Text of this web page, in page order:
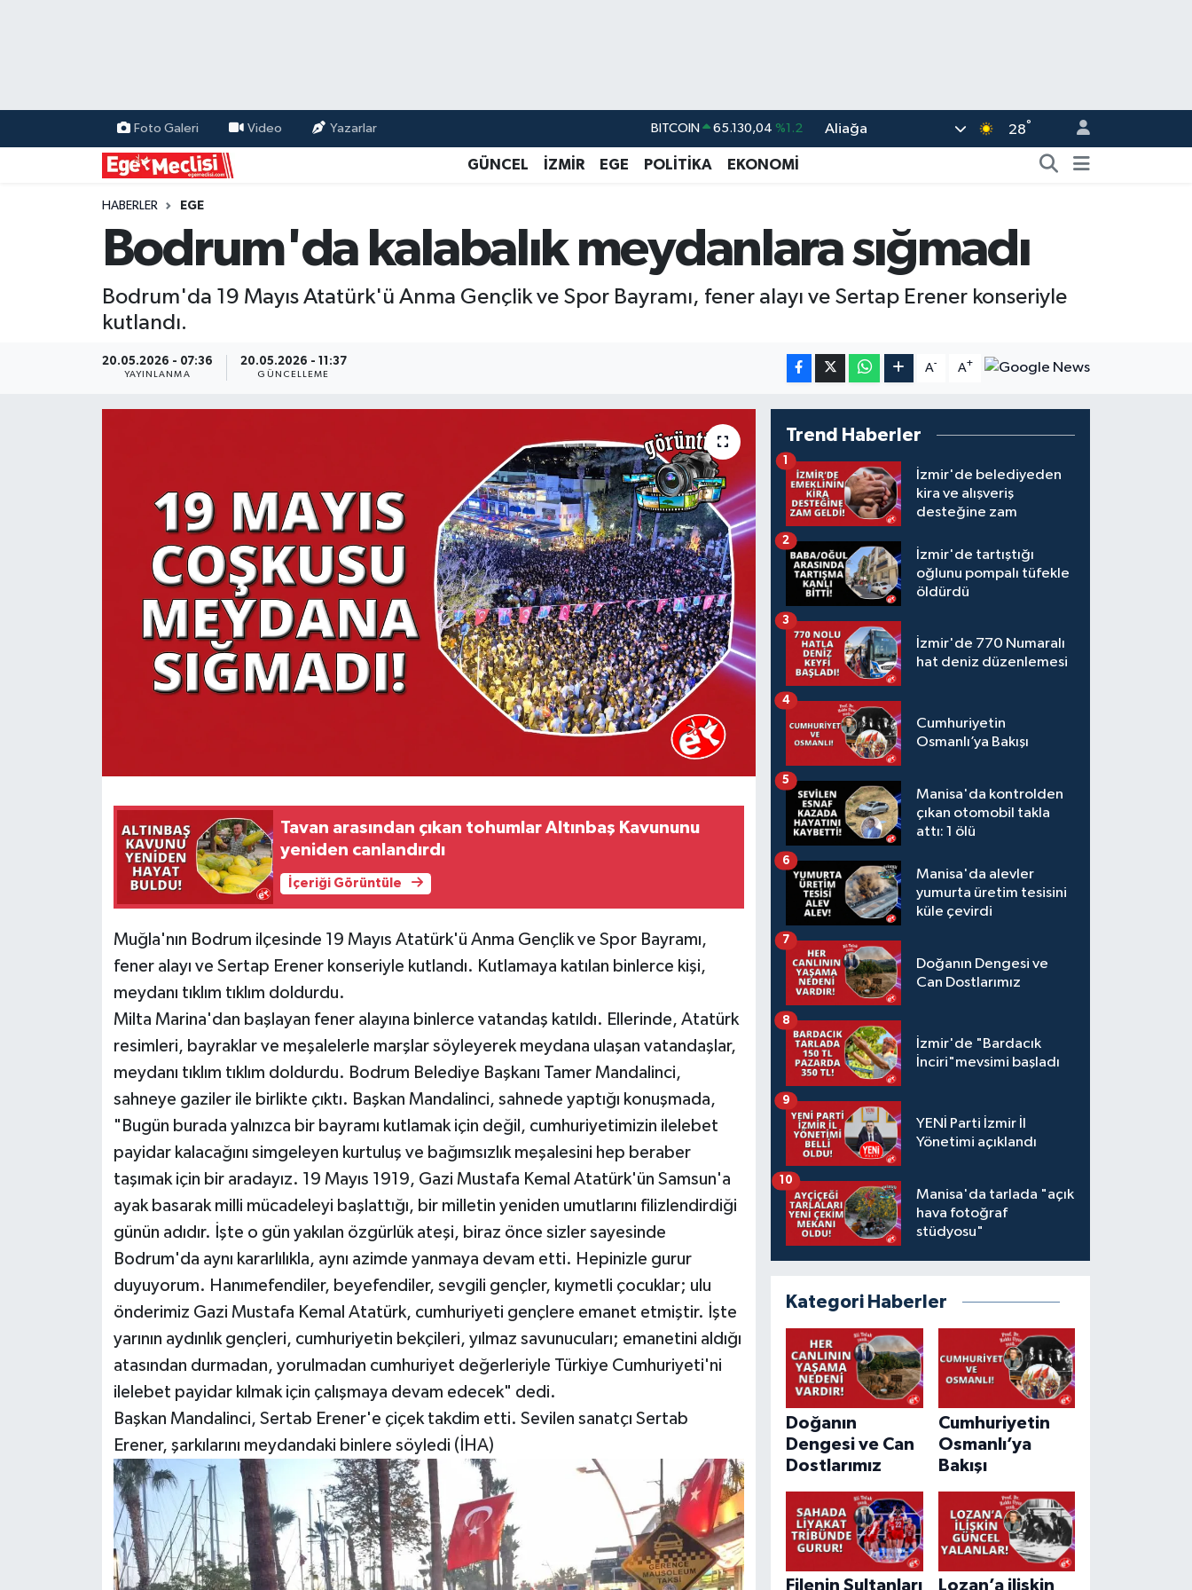
Foto Galeri Video Yazarlar DOLAR 47,7106 %0.17
EURO 55,1652 %0.27
BİST100 %-19
%1.2
Aliağa 28°
GÜNCEL İZMİR EGE POLİTİKA EKONOMİ
HABERLER EGE
Bodrum'da kalabalık meydanlara sığmadı
Bodrum'da 19 Mayıs Atatürk'ü Anma Gençlik ve Spor Bayramı, fener alayı ve Sertap Erener konseriyle
kutlandı.
20.05.2026 - 07:36
YAYINLANMA
20.05.2026 - 11:37
GÜNCELLEME
A- A+
Tavan arasından çıkan tohumlar Altınbaş Kavununu
yeniden canlandırdı
İçeriği Görüntüle
Muğla'nın Bodrum ilçesinde 19 Mayıs Atatürk'ü Anma Gençlik ve Spor Bayramı,
fener alayı ve Sertap Erener konseriyle kutlandı. Kutlamaya katılan binlerce kişi,
meydanı tıklım tıklım doldurdu.
Milta Marina'dan başlayan fener alayına binlerce vatandaş katıldı. Ellerinde, Atatürk
resimleri, bayraklar ve meşalelerle marşlar söyleyerek meydana ulaşan vatandaşlar,
meydanı tıklım tıklım doldurdu. Bodrum Belediye Başkanı Tamer Mandalinci,
sahneye gaziler ile birlikte çıktı. Başkan Mandalinci, sahnede yaptığı konuşmada,
"Bugün burada yalnızca bir bayramı kutlamak için değil, cumhuriyetimizin ilelebet
payidar kalacağını simgeleyen kurtuluş ve bağımsızlık meşalesini hep beraber
taşımak için bir aradayız. 19 Mayıs 1919, Gazi Mustafa Kemal Atatürk'ün Samsun'a
ayak basarak milli mücadeleyi başlattığı, bir milletin yeniden umutlarını filizlendirdiği
günün adıdır. İşte o gün yakılan özgürlük ateşi, biraz önce sizler sayesinde
Bodrum'da aynı kararlılıkla, aynı azimde yanmaya devam etti. Hepinizle gurur
duyuyorum. Hanımefendiler, beyefendiler, sevgili gençler, kıymetli çocuklar; ulu
önderimiz Gazi Mustafa Kemal Atatürk, cumhuriyeti gençlere emanet etmiştir. İşte
yarının aydınlık gençleri, cumhuriyetin bekçileri, yılmaz savunucuları; emanetini aldığı
atasından durmadan, yorulmadan cumhuriyet değerleriyle Türkiye Cumhuriyeti'ni
ilelebet payidar kılmak için çalışmaya devam edecek" dedi.
Başkan Mandalinci, Sertab Erener'e çiçek takdim etti. Sevilen sanatçı Sertab
Erener, şarkılarını meydandaki binlere söyledi (İHA)
Trend Haberler
İzmir'de belediyeden
kira ve alışveriş
desteğine zam
1
İzmir'de tartıştığı
oğlunu pompalı tüfekle
öldürdü
2
İzmir'de 770 Numaralı
hat deniz düzenlemesi
3
Cumhuriyetin
Osmanlı’ya Bakışı
4
Manisa'da kontrolden
çıkan otomobil takla
attı: 1 ölü
5
Manisa'da alevler
yumurta üretim tesisini
küle çevirdi
6
Doğanın Dengesi ve
Can Dostlarımız
7
İzmir'de "Bardacık
İnciri"mevsimi başladı
8
YENİ Parti İzmir İl
Yönetimi açıklandı
9
Manisa'da tarlada "açık
hava fotoğraf
stüdyosu"
10
Kategori Haberler
Doğanın
Dengesi ve Can
Dostlarımız
Cumhuriyetin
Osmanlı’ya
Bakışı
Filenin Sultanları Lozan’a ilişkin
EKONOMİ
GÜNCEL
ÖZEL HABER
POLİTİKA